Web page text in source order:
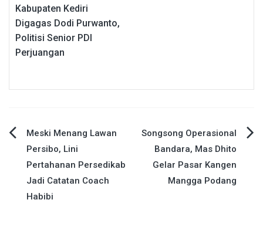
Kabupaten Kediri
Digagas Dodi Purwanto,
Politisi Senior PDI
Perjuangan
Navigasi
pos
Meski Menang Lawan
Persibo, Lini
Pertahanan Persedikab
Jadi Catatan Coach
Habibi
Songsong Operasional
Bandara, Mas Dhito
Gelar Pasar Kangen
Mangga Podang